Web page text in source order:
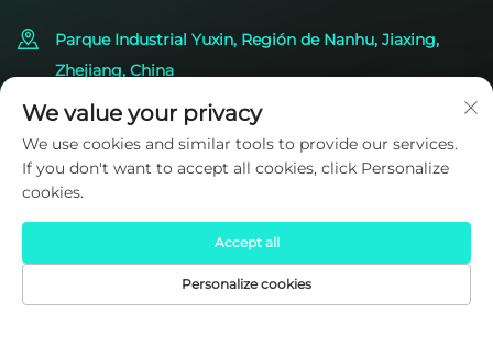
Parque Industrial Yuxin, Región de Nanhu, Jiaxing,
Zhejiang, China
+86-573-83224422
[email protected]
PÁGINA DE
CORREO
We value your privacy
We use cookies and similar tools to provide our services.
If you don't want to accept all cookies, click Personalize
cookies.
Personalize cookies
Accept all